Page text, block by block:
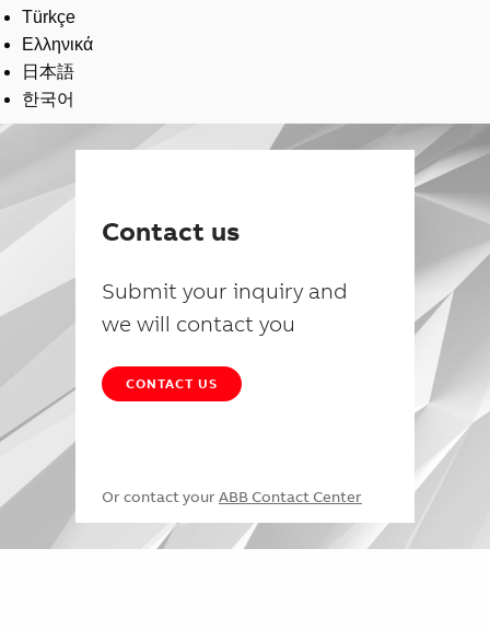
Türkçe
Ελληνικά
日本語
한국어
Contact us
Submit your inquiry and
we will contact you
CONTACT US
Or contact your ABB Contact Center